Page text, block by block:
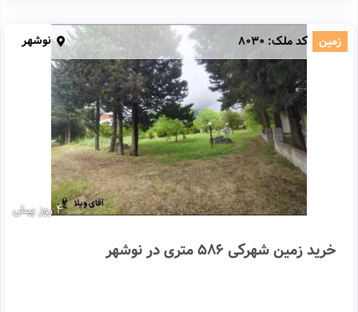
4 روز پیش
زمین کد ملک: 8030 نوشهر
خرید زمین شهرکی 586 متری در نوشهر